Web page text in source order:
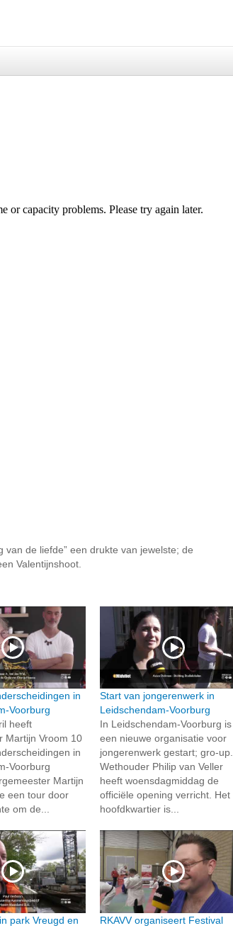
van de liefde” een drukte van jewelste; de
Valentijnshoot.
in
Voorburg
heeft
Martijn Vroom 10
in
Voorburg
Martijn
een tour door
om de...
Start van jongerenwerk in
Leidschendam-Voorburg
In Leidschendam-Voorburg is
een nieuwe organisatie voor
jongerenwerk gestart; gro-up.
Wethouder Philip van Veller
heeft woensdagmiddag de
officiële opening verricht. Het
hoofdkwartier is...
park Vreugd en
RKAVV organiseert Festival